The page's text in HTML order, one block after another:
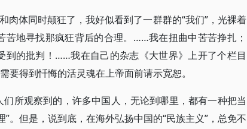
体同时颠狂了，我好似看到了一群群的“我们”，光裸着
地寻找那疯狂背后的合理。……我在扭曲中苦苦挣扎；
到的批判！……我在自己的杂志《大世界》上开了个栏目
得到忏悔的活灵魂在上帝面前请示宽恕。
所观察到的，许多中国人，无论到哪里，都有一种把当
。但是，说到底，在海外弘扬中国的“民族主义”，总免不